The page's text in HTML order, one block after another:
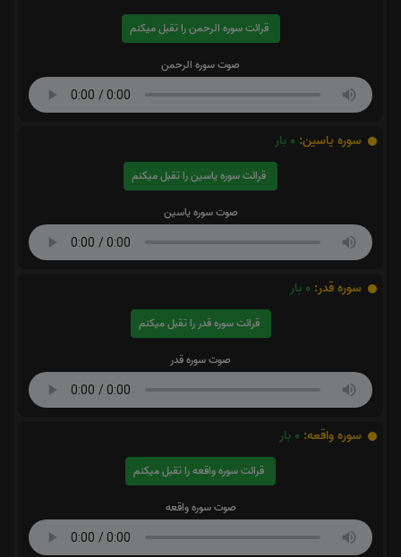
قرائت سوره الرحمن را تقبل میکنم
صوت سوره الرحمن
سوره یاسین: 0 بار
قرائت سوره یاسین را تقبل میکنم
صوت سوره یاسین
سوره قدر: 0 بار
قرائت سوره قدر را تقبل میکنم
صوت سوره قدر
سوره واقعه: 0 بار
قرائت سوره واقعه را تقبل میکنم
صوت سوره واقعه